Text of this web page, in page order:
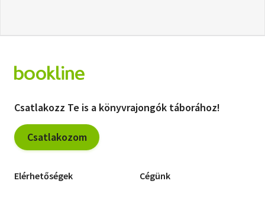
Csatlakozz Te is a könyvrajongók táborához!
Csatlakozom
Elérhetőségek Cégünk